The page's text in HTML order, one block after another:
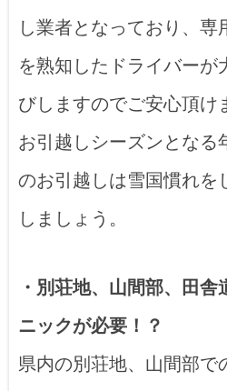
し業者となっており、専
を熟知したドライバーが
びしますのでご安心頂け
お引越しシーズンとなる
のお引越しは雪国慣れを
しましょう。
・別荘地、山間部、田
ニックが必要！？
県内の別荘地、山間部で